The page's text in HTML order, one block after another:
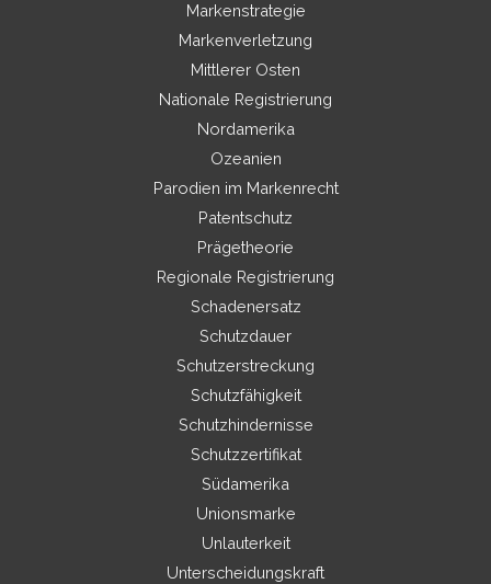
Markenstrategie
Markenverletzung
Mittlerer Osten
Nationale Registrierung
Nordamerika
Ozeanien
Parodien im Markenrecht
Patentschutz
Prägetheorie
Regionale Registrierung
Schadenersatz
Schutzdauer
Schutzerstreckung
Schutzfähigkeit
Schutzhindernisse
Schutzzertifikat
Südamerika
Unionsmarke
Unlauterkeit
Unterscheidungskraft